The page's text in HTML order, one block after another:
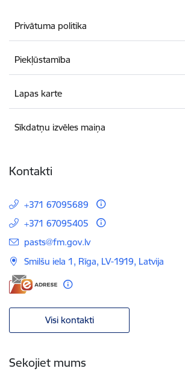
Privātuma politika
Piekļūstamība
Lapas karte
Sīkdatņu izvēles maiņa
Kontakti
+371 67095689
+371 67095405
E-pasts:
pasts@fm.gov.lv
Smilšu iela 1, Rīga, LV-1919, Latvija
Visi kontakti
Sekojiet mums